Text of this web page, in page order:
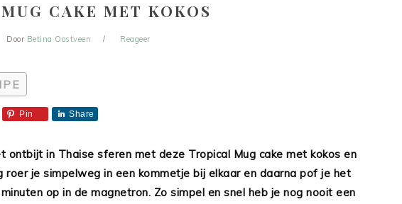
CAKE MET KOKOS
Door Betina Oostveen Reageer
Pin Share
ontbijt in Thaise sferen met deze Tropical Mug cake met kokos en
roer je simpelweg in een kommetje bij elkaar en daarna pof je het
op in de magnetron. Zo simpel en snel heb je nog nooit een